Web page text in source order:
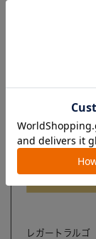
レガートラルゴ